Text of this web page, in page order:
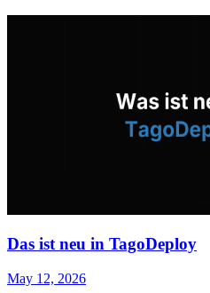
Das ist neu in TagoDeploy
May 12, 2026